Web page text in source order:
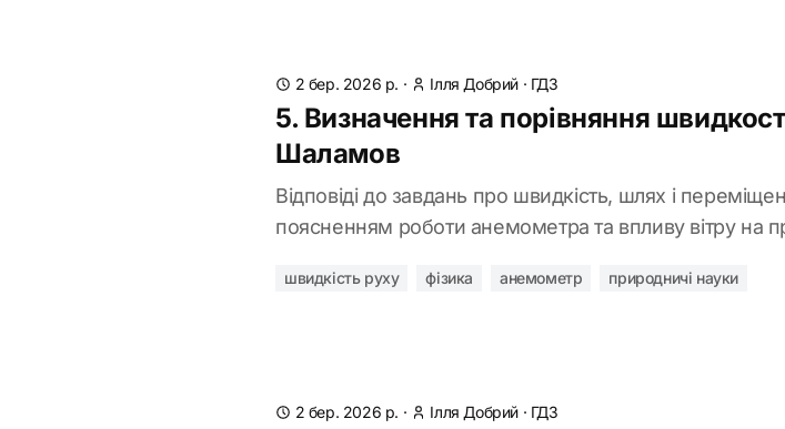
2 бер. 2026 р. · Ілля Добрий · ГДЗ
5. Визначення та порівняння
Шаламов
Відповіді до завдань про швидкість, шлях і
поясненням роботи анемометра та впливу вітру на
швидкість руху фізика анемометр природничі науки
2 бер. 2026 р. · Ілля Добрий · ГДЗ